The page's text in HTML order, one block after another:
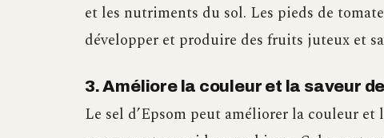
et les nutriments du sol. Les pieds de
développer et produire des fruits juteux et
3. Améliore la couleur et la saveur
Le sel d’Epsom peut améliorer la couleur